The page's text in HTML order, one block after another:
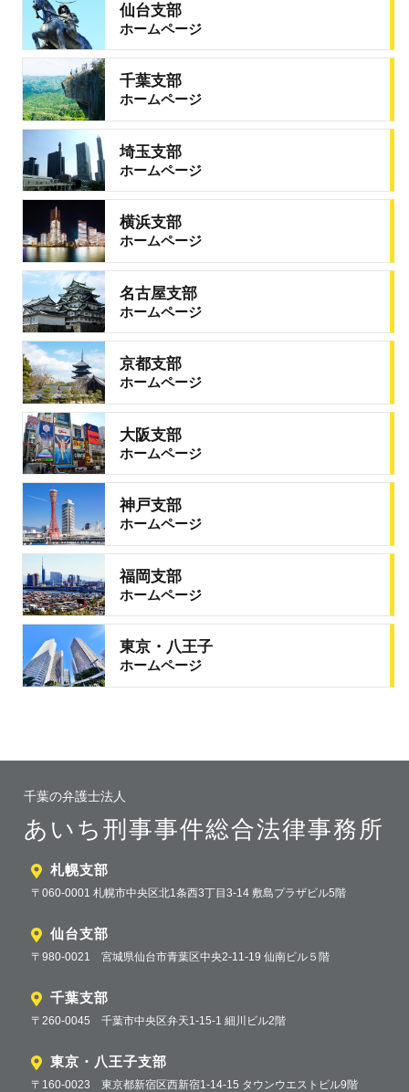
仙台支部
ホームページ
千葉支部
ホームページ
埼玉支部
ホームページ
横浜支部
ホームページ
名古屋支部
ホームページ
京都支部
ホームページ
大阪支部
ホームページ
神戸支部
ホームページ
福岡支部
ホームページ
東京・八王子
ホームページ
千葉の弁護士法人
あいち刑事事件総合法律事務所
札幌支部
〒060-0001 札幌市中央区北1条西3丁目3-14 敷島プラザビル5階
仙台支部
〒980-0021 宮城県仙台市青葉区中央2-11-19 仙南ビル５階
千葉支部
〒260-0045 千葉市中央区弁天1-15-1 細川ビル2階
東京・八王子支部
〒160-0023 東京都新宿区西新宿1-14-15 タウンウエストビル9階